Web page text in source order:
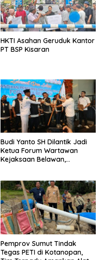
HKTI Asahan Geruduk Kantor
PT BSP Kisaran
Budi Yanto SH Dilantik Jadi
Ketua Forum Wartawan
Kejaksaan Belawan,
Pendampingan Hukum dan
Ekomoni Semua Anggota
Pemprov Sumut Tindak
Tegas PETI di Kotanopan,